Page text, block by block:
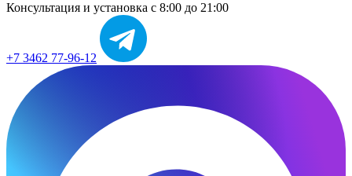
Консультация и установка с 8:00 до 21:00
+7 3462 77-96-12